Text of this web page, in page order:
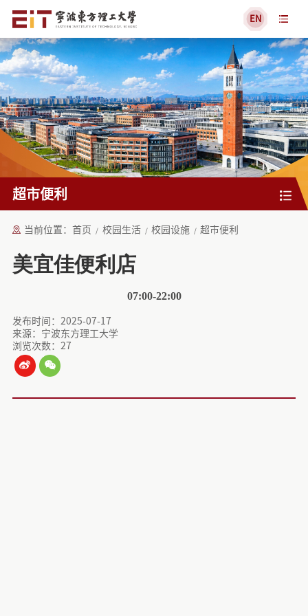
EN
超市便利
当前位置：首页 校园生活 校园设施 超市便利
美宜佳便利店
07:00-22:00
发布时间：2025-07-17
来源：宁波东方理工大学
浏览次数： 27